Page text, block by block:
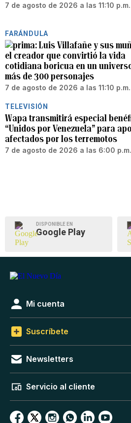
7 de agosto de 2026 a las 11:10 p.m.
FARÁNDULA
Luis Villafañe y sus
el creador que convirtió la vida
cotidiana boricua en un
más de 300 personajes
7 de agosto de 2026 a las 11:10 p.m.
TELEVISIÓN
Wapa transmitirá especial
“Unidos por Venezuela” para
afectados por los terremotos
7 de agosto de 2026 a las 6:00 p.m.
DISPONIBLE EN
Google Play
Mi cuenta
Suscríbete
Newsletters
Servicio al cliente